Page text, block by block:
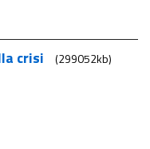
crisi (299052kb)